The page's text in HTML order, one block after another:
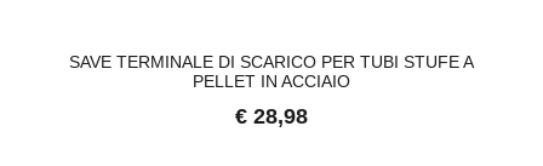
SAVE TERMINALE DI SCARICO PER TUBI STUFE A
PELLET IN ACCIAIO
€ 28,98